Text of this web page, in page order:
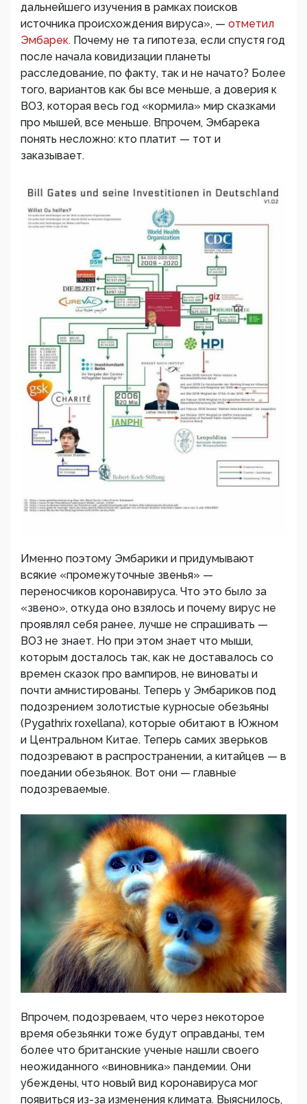
дальнейшего изучения в рамках поисков
источника происхождения вируса», — отметил
Эмбарек. Почему не та гипотеза, если спустя год
после начала ковидизации планеты
расследование, по факту, так и не начато? Более
того, вариантов как бы все меньше, а доверия к
ВОЗ, которая весь год «кормила» мир сказками
про мышей, все меньше. Впрочем, Эмбарека
понять несложно: кто платит — тот и
заказывает.
Именно поэтому Эмбарики и придумывают
всякие «промежуточные звенья» —
переносчиков коронавируса. Что это было за
«звено», откуда оно взялось и почему вирус не
проявлял себя ранее, лучше не спрашивать —
ВОЗ не знает. Но при этом знает что мыши,
которым досталось так, как не доставалось со
времен сказок про вампиров, не виноваты и
почти амнистированы. Теперь у Эмбариков под
подозрением золотистые курносые обезьяны
(Pygathrix roxellana), которые обитают в Южном
и Центральном Китае. Теперь самих зверьков
подозревают в распространении, а китайцев — в
поедании обезьянок. Вот они — главные
подозреваемые.
Впрочем, подозреваем, что через некоторое
время обезьянки тоже будут оправданы, тем
более что британские ученые нашли своего
неожиданного «виновника» пандемии. Они
убеждены, что новый вид коронавируса мог
появиться из-за изменения климата. Выяснилось,